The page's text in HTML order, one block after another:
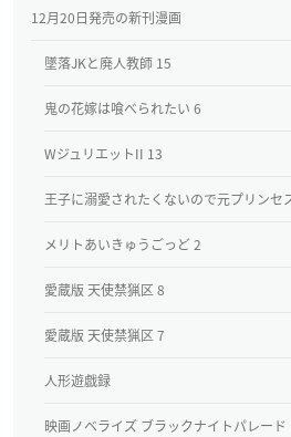
12月20日発売の新刊漫画
墜落JKと廃人教師 15
鬼の花嫁は喰べられたい 6
WジュリエットII 13
王子に溺愛されたくないので元プリン
メリトあいきゅうごっど 2
愛蔵版 天使禁猟区 8
愛蔵版 天使禁猟区 7
人形遊戯録
映画ノベライズ ブラックナイトパレード